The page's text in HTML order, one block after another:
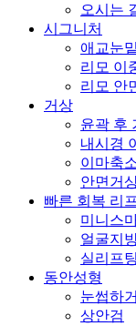
오시는
시그니처
애교눈
리모 이
리모 안
거상
윤곽 후
내시경
이마축
안면거
빠른 회복 리
미니스
얼굴지
실리프팅
동안성형
눈썹하
상안검